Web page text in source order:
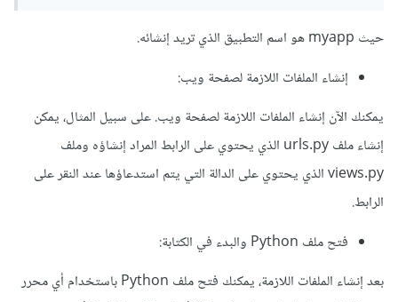
حيث myapp هو اسم التطبيق الذي تريد إنشائه.
إنشاء الملفات اللازمة لصفحة ويب:
يمكنك الآن إنشاء الملفات اللازمة لصفحة ويب. على سبيل المثال، يمكن
إنشاء ملف urls.py الذي يحتوي على الرابط المراد إنشاؤه وملف
views.py الذي يحتوي على الدالة التي يتم استدعاؤها عند النقر على
الرابط.
فتح ملف Python والبدء في الكتابة:
بعد إنشاء الملفات اللازمة، يمكنك فتح ملف Python باستخدام أي محرر